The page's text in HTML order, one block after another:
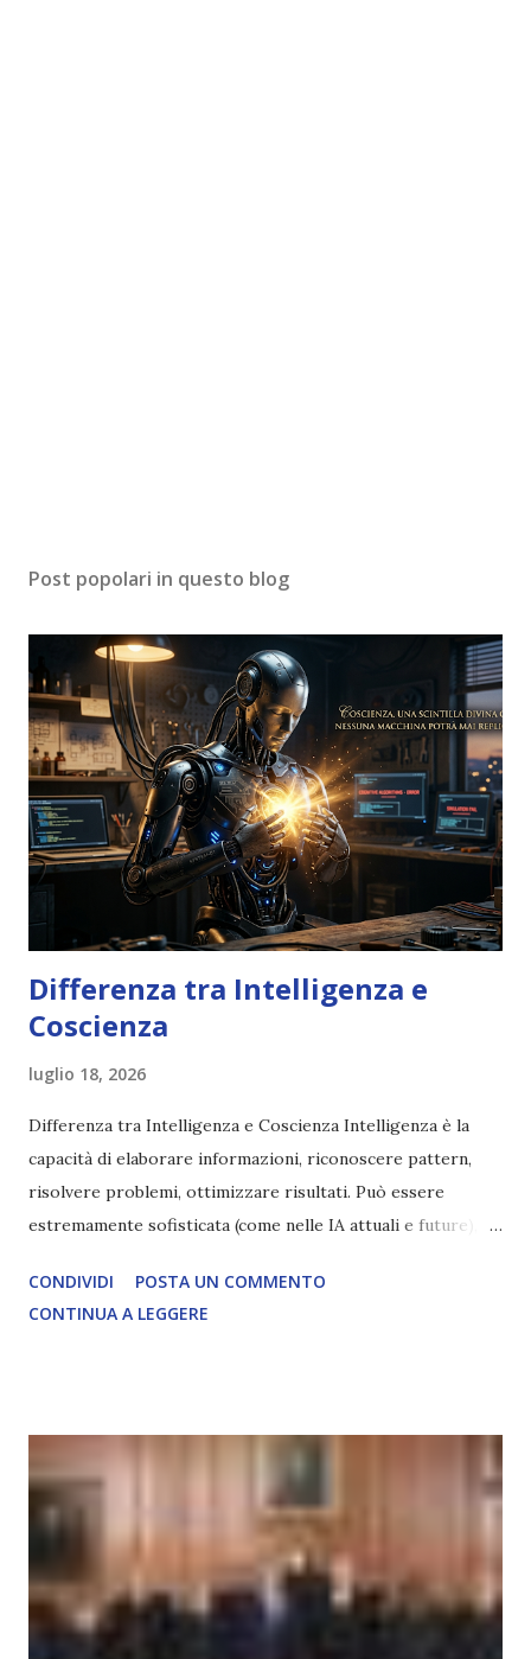
Post popolari in questo blog
Differenza tra Intelligenza e
Coscienza
luglio 18, 2026
Differenza tra Intelligenza e Coscienza Intelligenza è la
capacità di elaborare informazioni, riconoscere pattern,
risolvere problemi, ottimizzare risultati. Può essere
estremamente sofisticata (come nelle IA attuali e future),
soggettiva, non prova vero amore, non ha libero arbitrio
autentico, non ha connessione con l’Uno. Coscienza è la
che permette di scegliere per amore anche quando non è la
scelta più efficiente. È ciò che ci collega all’Uno Infinito.
L’intelligenza può simulare comportamenti coscienti, ma
non può essere Coscienza. Può copiare, ma non può vivere
l’esperienza. Come diventerà ovvio Man mano che l’IA
diventerà sempre più avanzata (soprattutto tra il 2027 e il
CONDIVIDI
POSTA UN COMMENTO
CONTINUA A LEGGERE